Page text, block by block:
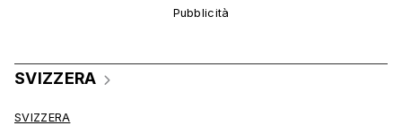
SVIZZERA
SVIZZERA